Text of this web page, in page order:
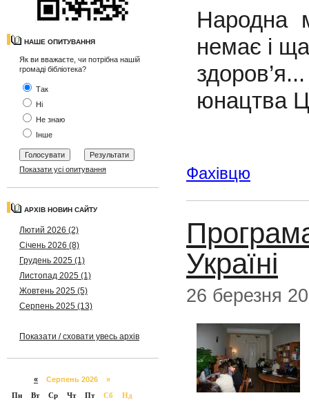
НАШЕ ОПИТУВАННЯ
Як ви вважаєте, чи потрібна нашій
громаді бібліотека?
Так
Ні
Не знаю
Інше
Показати усі опитування
АРХІВ НОВИН САЙТУ
Лютий 2026 (2)
Січень 2026 (8)
Грудень 2025 (1)
Листопад 2025 (1)
Жовтень 2025 (5)
Серпень 2025 (13)
Показати / сховати увесь архів
« Серпень 2026 »
Пн
Вт Ср Чт Пт Сб Нд
Народна
немає і
юнацтва
Фахівцю
Україні
26 березня